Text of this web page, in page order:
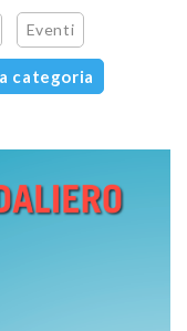
Eventi
categoria